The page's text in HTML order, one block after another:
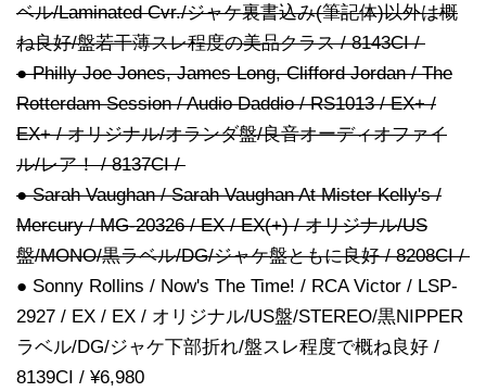
ベル/Laminated Cvr./ジャケ裏書込み(筆記体)以外は概
ね良好/盤若干薄スレ程度の美品クラス / 8143CI /
● Philly Joe Jones, James Long, Clifford Jordan / The
Rotterdam Session / Audio Daddio / RS1013 / EX+ /
EX+ / オリジナル/オランダ盤/良音オーディオファイ
ル/レア！ / 8137CI /
● Sarah Vaughan / Sarah Vaughan At Mister Kelly's /
Mercury / MG-20326 / EX / EX(+) / オリジナル/US
盤/MONO/黒ラベル/DG/ジャケ盤ともに良好 / 8208CI /
● Sonny Rollins / Now's The Time! / RCA Victor / LSP-
2927 / EX / EX / オリジナル/US盤/STEREO/黒NIPPER
ラベル/DG/ジャケ下部折れ/盤スレ程度で概ね良好 /
8139CI / ¥6,980